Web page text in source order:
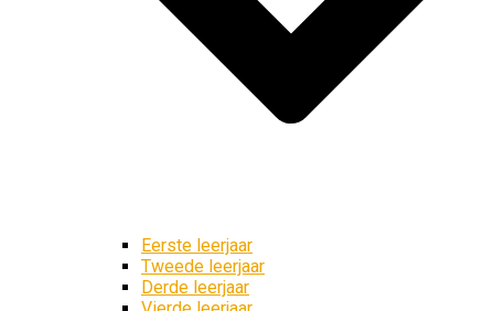
Eerste leerjaar
Tweede leerjaar
Derde leerjaar